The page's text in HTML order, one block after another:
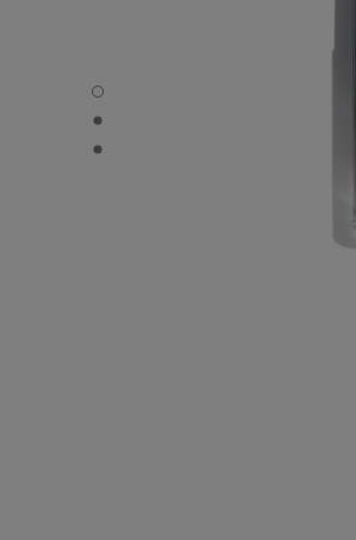
OMBRE PREMIÈRE LIBRE - Chế
OMBRE PREMIÈRE LIBRE - Hình
OMBRE PREMIÈRE LIBRE - Xem